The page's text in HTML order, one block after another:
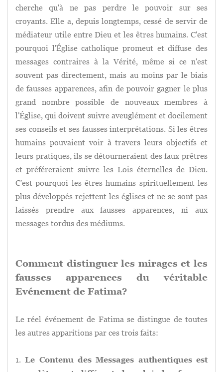
cherche qu'à ne pas perdre le pouvoir sur ses
croyants. Elle a, depuis longtemps, cessé de servir de
médiateur utile entre Dieu et les êtres humains. C'est
pourquoi l'Église catholique promeut et diffuse des
messages contraires à la Vérité, même si ce n'est
souvent pas directement, mais au moins par le biais
de fausses apparences, afin de pouvoir gagner le plus
grand nombre possible de nouveaux membres à
l'Église, qui doivent suivre aveuglément et docilement
ses conseils et ses fausses interprétations. Si les êtres
humains pouvaient voir à travers leurs objectifs et
leurs pratiques, ils se détourneraient des faux prêtres
et préféreraient suivre les Lois éternelles de Dieu.
C'est pourquoi les êtres humains spirituellement les
plus développés rejettent les églises et ne se sont pas
laissés prendre aux fausses apparences, ni aux
messages tordus des médiums.
Comment distinguer les mirages et les
fausses apparences du véritable
Evénement de Fatima?
Le réel événement de Fatima se distingue de toutes
les autres apparitions par ces trois faits:
1.Le Contenu des Messages authentiques est